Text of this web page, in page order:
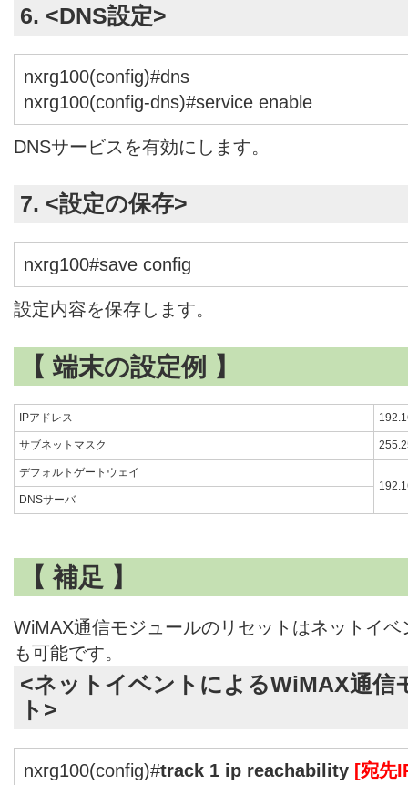
6. <DNS設定>
nxrg100(config)#dns
nxrg100(config-dns)#service enable
DNSサービスを有効にします。
7. <設定の保存>
nxrg100#save config
設定内容を保存します。
【 端末の設定例 】
IPアドレス
サブネットマスク
デフォルトゲートウェイ
DNSサーバ
【 補足 】
WiMAX通信モジュールのリセットはネットイ
も可能です。
<ネットイベントによるWiMAX通信
ト>
nxrg100(config)#track 1 ip reachability [宛先